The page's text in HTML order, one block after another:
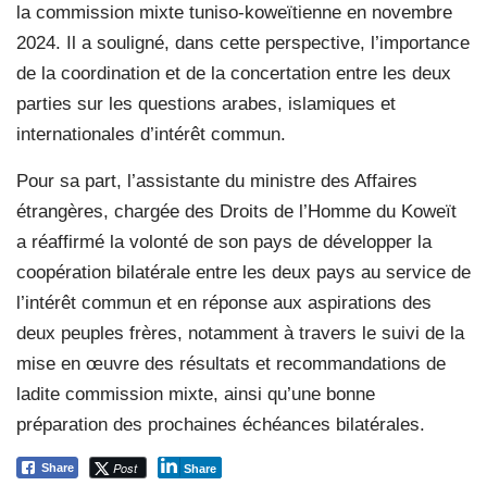
la commission mixte tuniso-koweïtienne en novembre
2024. Il a souligné, dans cette perspective, l’importance
de la coordination et de la concertation entre les deux
parties sur les questions arabes, islamiques et
internationales d’intérêt commun.
Pour sa part, l’assistante du ministre des Affaires
étrangères, chargée des Droits de l’Homme du Koweït
a réaffirmé la volonté de son pays de développer la
coopération bilatérale entre les deux pays au service de
l’intérêt commun et en réponse aux aspirations des
deux peuples frères, notamment à travers le suivi de la
mise en œuvre des résultats et recommandations de
ladite commission mixte, ainsi qu’une bonne
préparation des prochaines échéances bilatérales.
Share Post Share